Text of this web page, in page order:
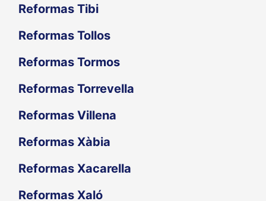
Reformas Tibi
Reformas Tollos
Reformas Tormos
Reformas Torrevella
Reformas Villena
Reformas Xàbia
Reformas Xacarella
Reformas Xaló